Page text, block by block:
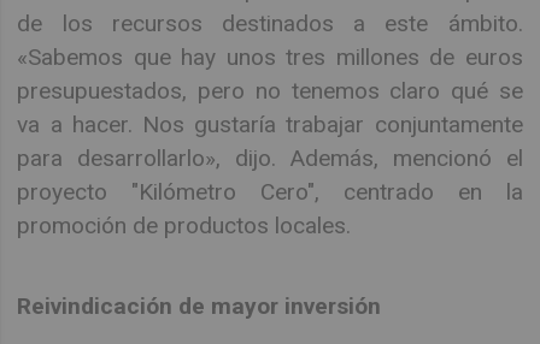
de los recursos destinados a este ámbito.
«Sabemos que hay unos tres millones de euros
presupuestados, pero no tenemos claro qué se
va a hacer. Nos gustaría trabajar conjuntamente
para desarrollarlo», dijo. Además, mencionó el
proyecto "Kilómetro Cero", centrado en la
promoción de productos locales.
Reivindicación de mayor inversión